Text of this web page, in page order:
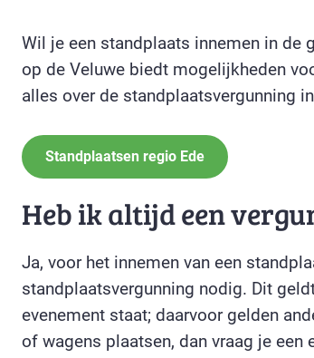
Wil je een standplaats innemen in de
op de Veluwe biedt mogelijkheden
alles over de standplaatsvergunning
Standplaatsen regio Ede
Heb ik altijd een
Ja, voor het innemen van een
standplaatsvergunning nodig. Dit
evenement staat; daarvoor gelden
of wagens plaatsen, dan vraag je een